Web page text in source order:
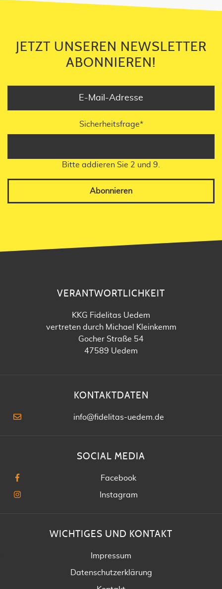
JETZT UNSEREN NEWSLETTER
ABONNIEREN!
Sicherheitsfrage*
Bitte addieren Sie 2 und 9.
Abonnieren
VERANTWORTLICHKEIT
KKG Fidelitas Uedem
vertreten durch Michael Kleinkemm
Gocher Straße 54
47589 Uedem
KONTAKTDATEN
info@fidelitas-uedem.de
SOCIAL MEDIA
Facebook
Instagram
WICHTIGES UND KONTAKT
Impressum
Datenschutzerklärung